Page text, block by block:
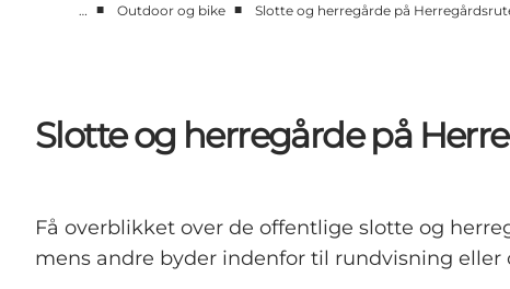
Mad og drikke
Overnatning
… ■ Outdoor og bike ■ Slotte og herregårde på
Slotte og herregårde på
Få overblikket over de offentlige slotte og
mens andre byder indenfor til rundvisning eller